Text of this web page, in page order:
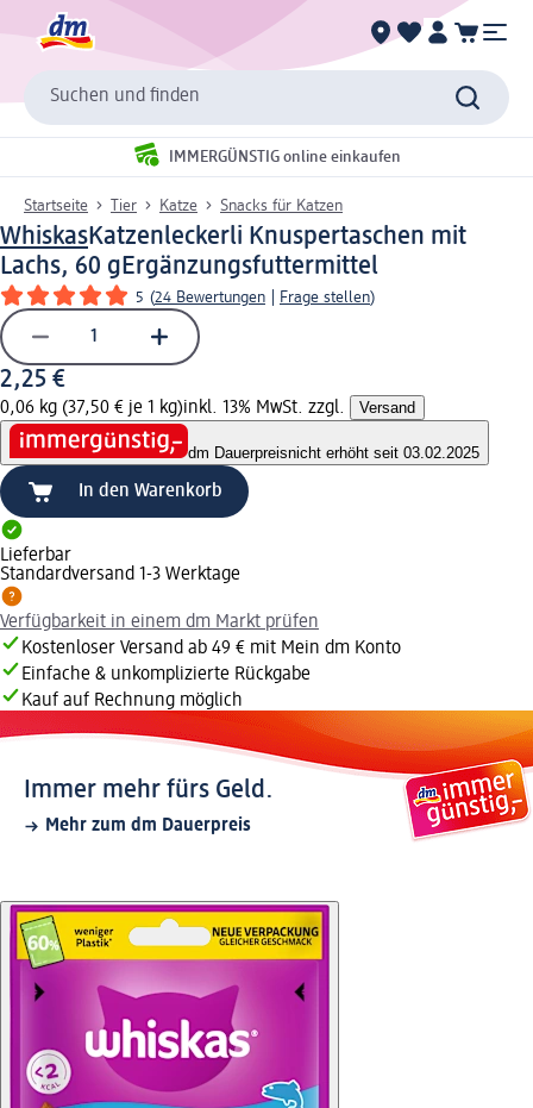
Suchen und finden
IMMERGÜNSTIG online einkaufen
Startseite Tier Katze Snacks für Katzen
WhiskasKatzenleckerli Knuspertaschen mit
Lachs, 60 gErgänzungsfuttermittel
5 (24 Bewertungen Frage stellen)
2,25 €
0,06 kg (37,50 € je 1 kg)inkl. 13% MwSt. zzgl. Versand
dm Dauerpreisnicht erhöht seit 03.02.2025
In den Warenkorb
Lieferbar
Standardversand 1-3 Werktage
Verfügbarkeit in einem dm Markt prüfen
Kostenloser Versand ab 49 € mit Mein dm Konto
Einfache & unkomplizierte Rückgabe
Kauf auf Rechnung möglich
Immer mehr fürs Geld.
Mehr zum dm Dauerpreis